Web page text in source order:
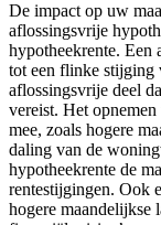
De impact op uw
aflossingsvrije
hypotheekrente. Een
tot een flinke stijging
aflossingsvrije deel
vereist. Het
mee, zoals hogere
daling van de
hypotheekrente de
rentestijgingen. Ook
hogere maandelijkse